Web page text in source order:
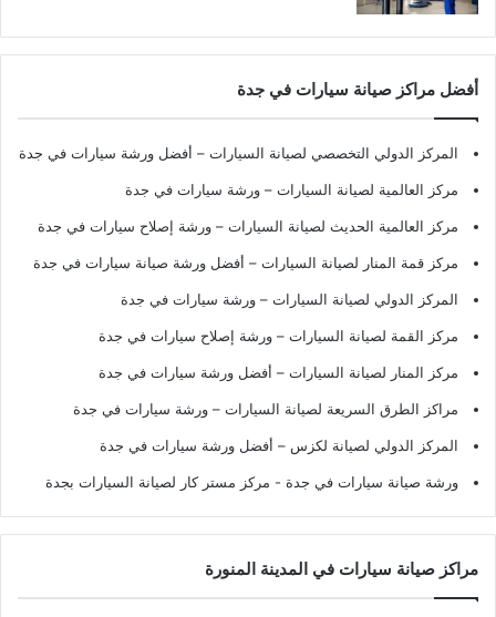
أفضل مراكز صيانة سيارات في جدة
المركز الدولي التخصصي لصيانة السيارات – أفضل ورشة سيارات في جدة
مركز العالمية لصيانة السيارات – ورشة سيارات في جدة
مركز العالمية الحديث لصيانة السيارات – ورشة إصلاح سيارات في جدة
مركز قمة المنار لصيانة السيارات – أفضل ورشة صيانة سيارات في جدة
المركز الدولي لصيانة السيارات – ورشة سيارات في جدة
مركز القمة لصيانة السيارات – ورشة إصلاح سيارات في جدة
مركز المنار لصيانة السيارات – أفضل ورشة سيارات في جدة
مراكز الطرق السريعة لصيانة السيارات – ورشة سيارات في جدة
المركز الدولي لصيانة لكزس – أفضل ورشة سيارات في جدة
ورشة صيانة سيارات في جدة - مركز مستر كار لصيانة السيارات بجدة
مراكز صيانة سيارات في المدينة المنورة